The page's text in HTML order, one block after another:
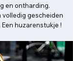
en ontharding.
gescheiden
huzarenstukje !